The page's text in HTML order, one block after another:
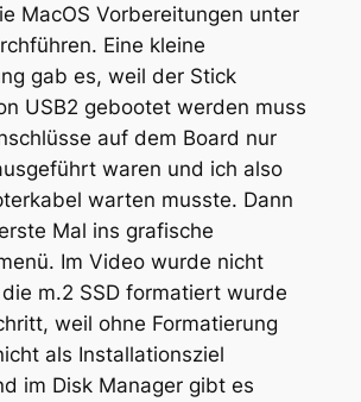
MacOS Vorbereitungen unter
Eine kleine
gab es, weil der Stick
USB2 gebootet werden muss
auf dem Board nur
waren und ich also
warten musste. Dann
Mal ins grafische
Im Video wurde nicht
m.2 SSD formatiert wurde
weil ohne Formatierung
als Installationsziel
im Disk Manager gibt es